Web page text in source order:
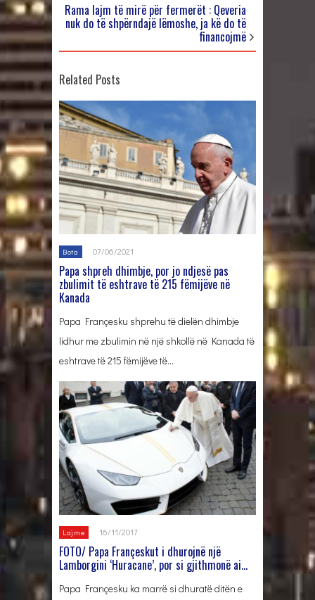
Rama lajm të mirë për fermerët : Qeveria
nuk do të shpërndajë lëmoshe, ja kë do të
financojmë
Related Posts
Bota 07/06/2021
Papa shpreh dhimbje, por jo ndjesë pas
zbulimit të eshtrave të 215 fëmijëve në
Kanada
Papa Françesku shprehu të dielën dhimbje
lidhur me zbulimin në një shkollë në Kanada të
eshtrave të 215 fëmijëve të…
Lajme 16/11/2017
FOTO/ Papa Françeskut i dhurojnë një
Lamborgini ‘Huracane’, por si gjithmonë ai…
Papa Françesku ka marrë si dhuratë ditën e